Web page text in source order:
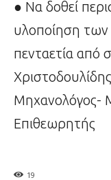
● Να δοθεί
υλοποίηση των
πενταετία από
Μηχανολόγος-
Επιθεωρητής
19